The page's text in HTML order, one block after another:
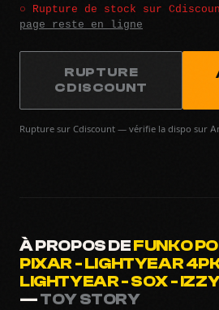
○ Rupture de stock sur
page reste en ligne
RUPTURE
CDISCOUNT
Rupture sur Cdiscount — vérifie la dispo sur
À PROPOS DEFUNKO
PIXAR - LIGHTYEAR
LIGHTYEAR - SOX -
—TOY STORY